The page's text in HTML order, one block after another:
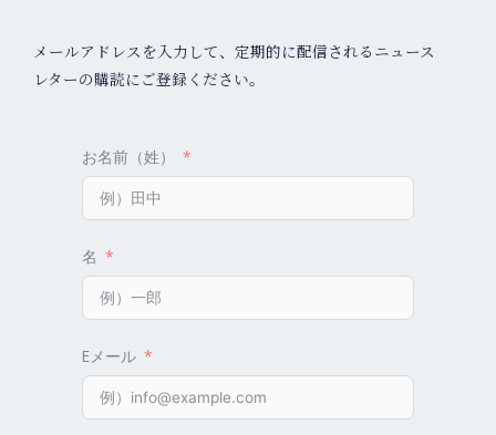
メールアドレスを入力して、定期的に配信されるニュース
レターの購読にご登録ください。
お名前（姓）
名
Eメール